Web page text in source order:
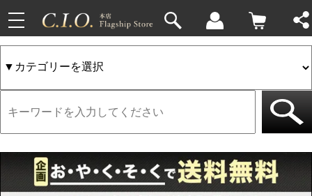
toggle
navigation